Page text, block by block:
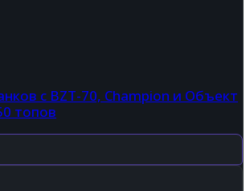
с BZT-70, Champion и Объект
топов